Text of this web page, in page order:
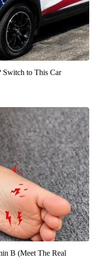
Switch to This Car
B (Meet The Real